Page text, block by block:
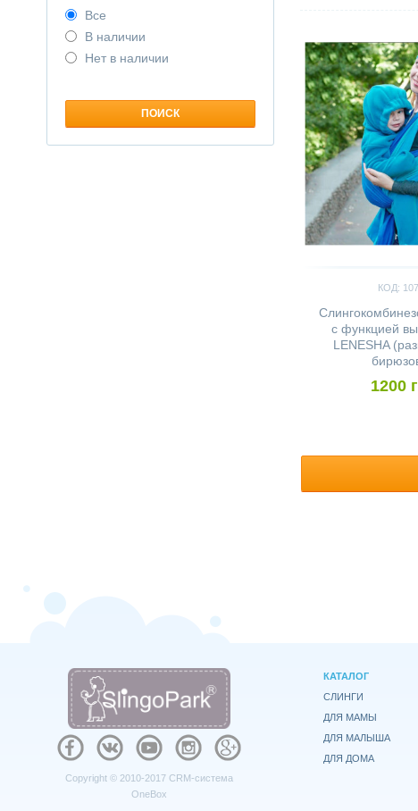
Все
В наличии
Нет в наличии
КОД:
с функцией
LENESHA
1200
Copyright © 2010-2017 CRM-система
OneBox
КАТАЛОГ
СЛИНГИ
ДЛЯ МАМЫ
ДЛЯ МАЛЫША
ДЛЯ ДОМА